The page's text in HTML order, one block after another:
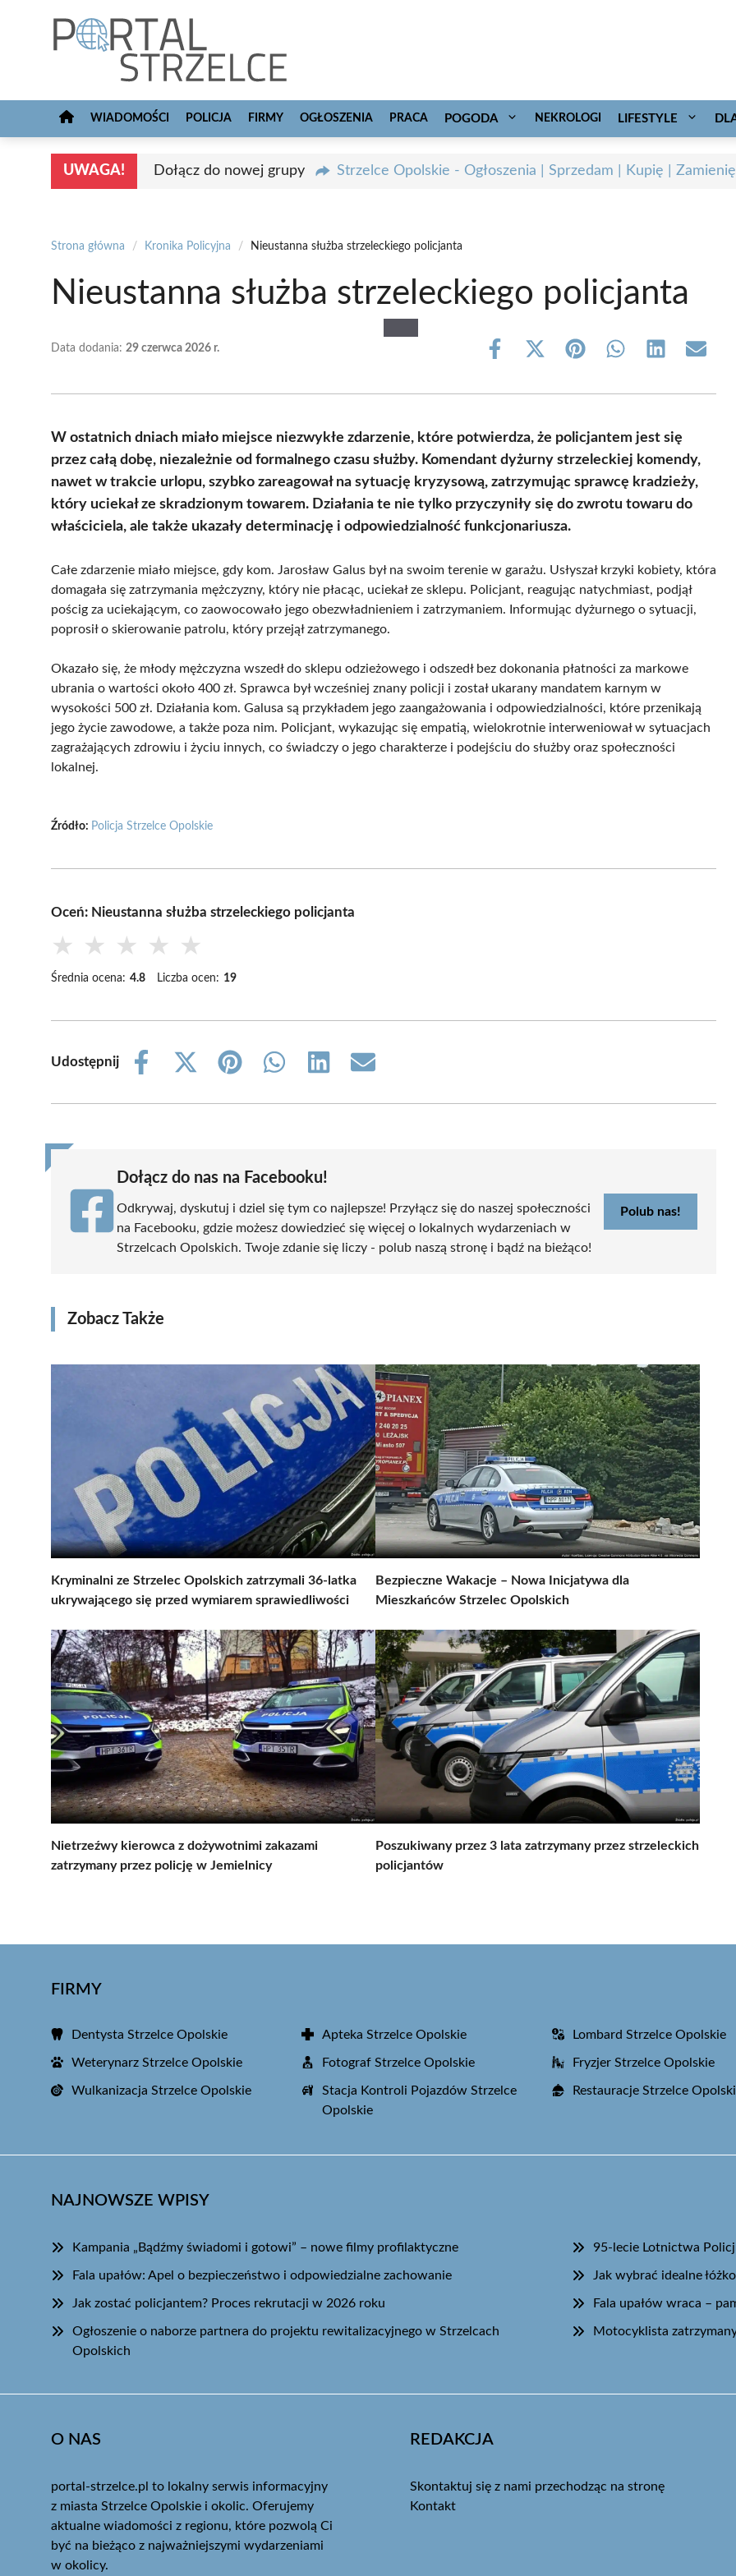
WIADOMOŚCI POLICJA FIRMY OGŁOSZENIA PRACA POGODA NEKROLOGI LIFESTYLE
UWAGA! Dołącz do nowej grupy Strzelce Opolskie - Ogłoszenia | Sprzedam | Kupię |
Strona główna / Kronika Policyjna / Nieustanna służba strzeleckiego policjanta
Nieustanna służba strzeleckiego policjanta
Data dodania: 29 czerwca 2026 r.
Share
Share
(Twitter)
Share Share Share Share
W ostatnich dniach miało miejsce niezwykłe zdarzenie, które potwierdza, że policjantem jest się
przez całą dobę, niezależnie od formalnego czasu służby. Komendant dyżurny strzeleckiej komendy,
nawet w trakcie urlopu, szybko zareagował na sytuację kryzysową, zatrzymując sprawcę kradzieży,
który uciekał ze skradzionym towarem. Działania te nie tylko przyczyniły się do zwrotu towaru do
właściciela, ale także ukazały determinację i odpowiedzialność funkcjonariusza.
Całe zdarzenie miało miejsce, gdy kom. Jarosław Galus był na swoim terenie w garażu. Usłyszał krzyki kobiety, która
domagała się zatrzymania mężczyzny, który nie płacąc, uciekał ze sklepu. Policjant, reagując natychmiast, podjął
pościg za uciekającym, co zaowocowało jego obezwładnieniem i zatrzymaniem. Informując dyżurnego o sytuacji,
poprosił o skierowanie patrolu, który przejął zatrzymanego.
Okazało się, że młody mężczyzna wszedł do sklepu odzieżowego i odszedł bez dokonania płatności za markowe
ubrania o wartości około 400 zł. Sprawca był wcześniej znany policji i został ukarany mandatem karnym w
wysokości 500 zł. Działania kom. Galusa są przykładem jego zaangażowania i odpowiedzialności, które przenikają
jego życie zawodowe, a także poza nim. Policjant, wykazując się empatią, wielokrotnie interweniował w sytuacjach
zagrażających zdrowiu i życiu innych, co świadczy o jego charakterze i podejściu do służby oraz społeczności
lokalnej.
Źródło: Policja Strzelce Opolskie
Oceń: Nieustanna służba strzeleckiego policjanta
★ ★ ★ ★ ★
Średnia ocena: 4.8 Liczba ocen: 19
Udostępnij
Share
Share
(Twitter)
Share
Share
Share
Share
Dołącz do nas na Facebooku!
Odkrywaj, dyskutuj i dziel się tym co najlepsze! Przyłącz się do naszej społeczności
na Facebooku, gdzie możesz dowiedzieć się więcej o lokalnych wydarzeniach w
Strzelcach Opolskich. Twoje zdanie się liczy - polub naszą stronę i bądź na bieżąco!
Polub nas!
Zobacz Także
Kryminalni ze Strzelec Opolskich zatrzymali 36-latka
ukrywającego się przed wymiarem sprawiedliwości
Bezpieczne Wakacje – Nowa Inicjatywa dla
Mieszkańców Strzelec Opolskich
Nietrzeźwy kierowca z dożywotnimi zakazami
zatrzymany przez policję w Jemielnicy
Poszukiwany przez 3 lata zatrzymany przez strzeleckich
policjantów
FIRMY
Dentysta Strzelce Opolskie Apteka Strzelce Opolskie Lombard Strzelce Opolskie
Weterynarz Strzelce Opolskie Fotograf Strzelce Opolskie Fryzjer Strzelce Opolskie
Wulkanizacja Strzelce Opolskie
Stacja Kontroli Pojazdów Strzelce
Opolskie
Restauracje Strzelce
NAJNOWSZE WPISY
Kampania „Bądźmy świadomi i gotowi” – nowe filmy profilaktyczne 95-lecie Lotnictwa
Fala upałów: Apel o bezpieczeństwo i odpowiedzialne zachowanie Jak wybrać idealne
Jak zostać policjantem? Proces rekrutacji w 2026 roku Fala upałów wraca –
Ogłoszenie o naborze partnera do projektu rewitalizacyjnego w Strzelcach
Opolskich
Motocyklista
O NAS
portal-strzelce.pl to lokalny serwis informacyjny
z miasta Strzelce Opolskie i okolic. Oferujemy
aktualne wiadomości z regionu, które pozwolą Ci
być na bieżąco z najważniejszymi wydarzeniami
w okolicy.
REDAKCJA
Skontaktuj się z nami przechodząc na stronę
Kontakt